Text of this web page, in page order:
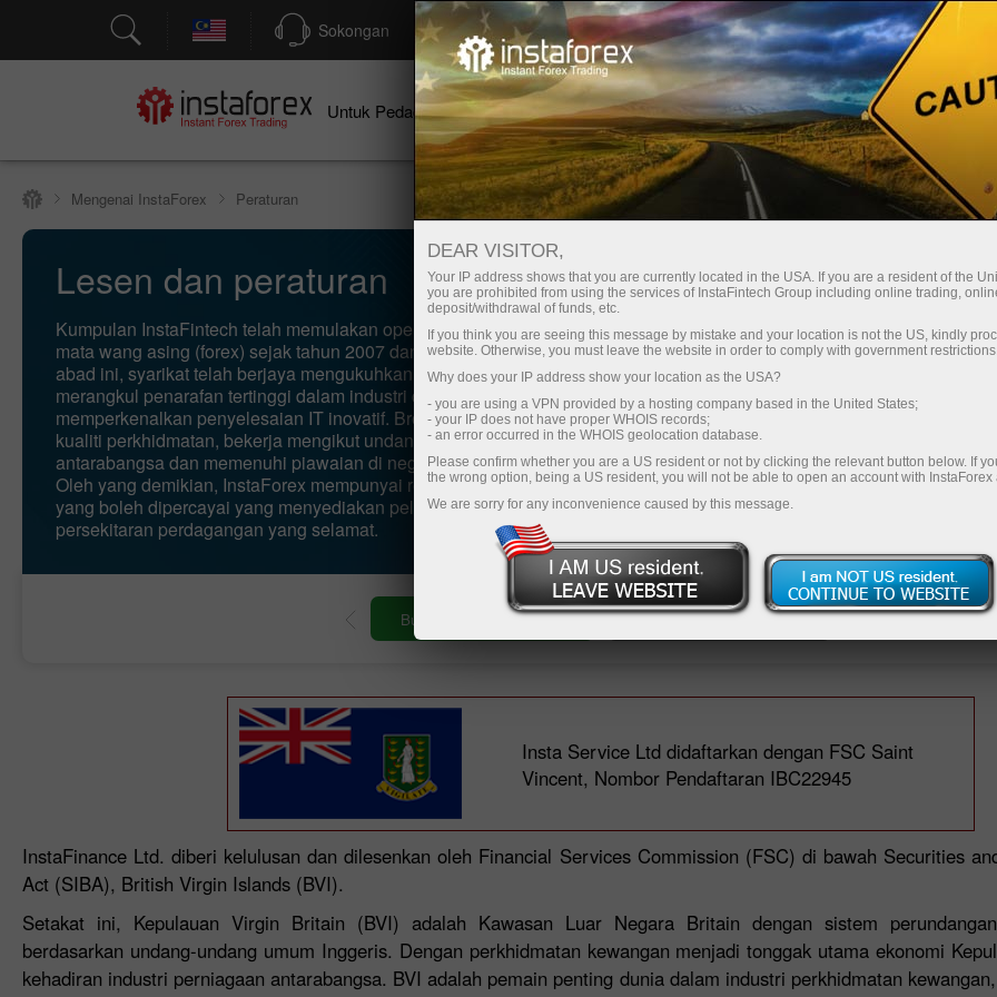
Sokongan Pembukaan akaun segera Platform dagangan
Untuk Pedagang
Untuk Pedagang
Baru
Untuk Pelabur
Untuk Rakan
Niaga
Mengenai InstaForex Peraturan
Lesen dan peraturan
Kumpulan InstaFintech telah memulakan operasi dalam industri
mata wang asing (forex) sejak tahun 2007 dan dalam tempoh 1
abad ini, syarikat telah berjaya mengukuhkan kedudukannya,
merangkul penarafan tertinggi dalam industri dan
memperkenalkan penyelesaian IT inovatif. Broker mematuhi tahap
kualiti perkhidmatan, bekerja mengikut undang-undang
antarabangsa dan memenuhi piawaian di negara-negara tertentu.
Oleh yang demikian, InstaForex mempunyai reputasi rakan niaga
yang boleh dipercayai yang menyediakan pelanggannya dengan
persekitaran perdagangan yang selamat.
Deposit
Insta Service Ltd didaftarkan dengan FSC Saint
Vincent, Nombor Pendaftaran IBC22945
InstaFinance Ltd. diberi kelulusan dan dilesenkan oleh Financial Services Commission (FSC) di bawah Securities
Act (SIBA), British Virgin Islands (BVI).
Setakat ini, Kepulauan Virgin Britain (BVI) adalah Kawasan Luar Negara Britain dengan sistem
berdasarkan undang-undang umum Inggeris. Dengan perkhidmatan kewangan menjadi tonggak utama ekonomi
kehadiran industri perniagaan antarabangsa. BVI adalah pemain penting dunia dalam industri perkhidmatan
DEAR VISITOR,
Your IP address shows that you are currently located in the USA. If you are a resident of the
you are prohibited from using the services of InstaFintech Group including online trading,
deposit/withdrawal of funds, etc.
If you think you are seeing this message by mistake and your location is not the US, kindly
website. Otherwise, you must leave the website in order to comply with government
Why does your IP address show your location as the USA?
- you are using a VPN provided by a hosting company based in the United States;
- your IP does not have proper WHOIS records;
- an error occurred in the WHOIS geolocation database.
Please confirm whether you are a US resident or not by clicking the relevant button below. If
the wrong option, being a US resident, you will not be able to open an account with InstaForex
We are sorry for any inconvenience caused by this message.